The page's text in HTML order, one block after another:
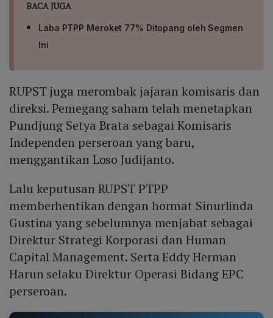
BACA JUGA
Laba PTPP Meroket 77% Ditopang oleh Segmen
Ini
RUPST juga merombak jajaran komisaris dan
direksi. Pemegang saham telah menetapkan
Pundjung Setya Brata sebagai Komisaris
Independen perseroan yang baru,
menggantikan Loso Judijanto.
Lalu keputusan RUPST PTPP
memberhentikan dengan hormat Sinurlinda
Gustina yang sebelumnya menjabat sebagai
Direktur Strategi Korporasi dan Human
Capital Management. Serta Eddy Herman
Harun selaku Direktur Operasi Bidang EPC
perseroan.